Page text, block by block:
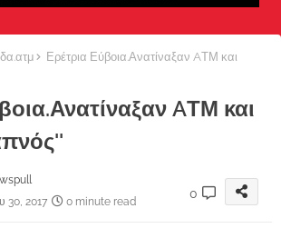
Ερέτρια Εύβοια.Ανατίναξαν AΤΜ και
AΤΜ και
30, 2017
0 minute read
0